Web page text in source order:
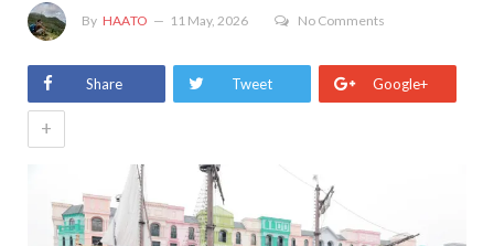
By HAATO 11 May, 2026 No Comments
Share Tweet Google+
+